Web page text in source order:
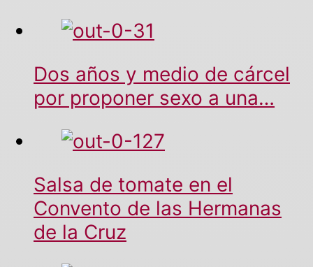
Dos años y medio de cárcel
por proponer sexo a una…
Salsa de tomate en el
Convento de las Hermanas
de la Cruz